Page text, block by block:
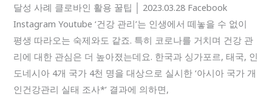
달성 사례 클로바인 활용 꿀팁 │ 2023.03.28 Facebook
Instagram Youtube ‘건강 관리’는 인생에서 떼놓을 수 없이
평생 따라오는 숙제와도 같죠. 특히 코로나를 거치며 건강 관
리에 대한 관심은 더 높아졌는데요. 한국과 싱가포르, 태국, 인
도네시아 4개 국가 4천 명을 대상으로 실시한 ‘아시아 국가 개
인건강관리 실태 조사*’ 결과에 의하면,
자
기
계
발
까
지?